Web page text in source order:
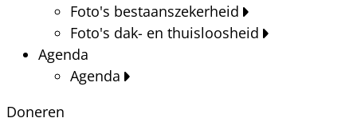
Foto's bestaanszekerheid
Foto's dak- en thuisloosheid
Agenda
Agenda
Doneren